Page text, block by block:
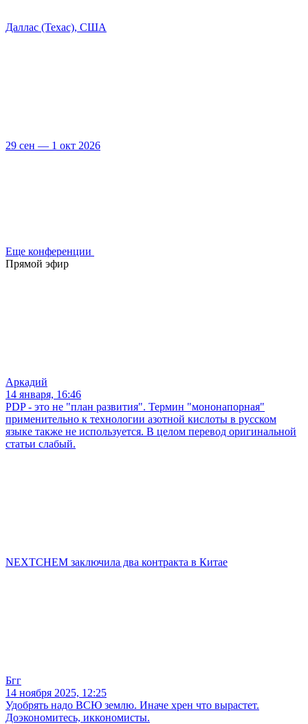
Даллас (Техас), США
29 сен — 1 окт 2026
Еще конференции
Прямой эфир
Аркадий
14 января, 16:46
PDP - это не "план развития". Термин "мононапорная"
применительно к технологии азотной кислоты в русском
языке также не используется. В целом перевод оригинальной
статьи слабый.
NEXTCHEM заключила два контракта в Китае
Бгг
14 ноября 2025, 12:25
Удобрять надо ВСЮ землю. Иначе хрен что вырастет.
Доэкономитесь, иккономисты.